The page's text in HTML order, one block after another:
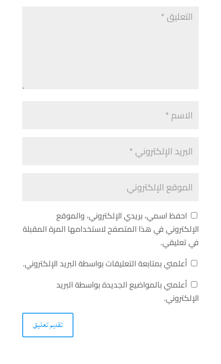
احفظ اسمي، بريدي الإلكتروني، والموقع
الإلكتروني في هذا المتصفح لاستخدامها المرة المقبلة
في تعليقي.
أعلمني بمتابعة التعليقات بواسطة البريد الإلكتروني.
أعلمني بالمواضيع الجديدة بواسطة البريد
الإلكتروني.